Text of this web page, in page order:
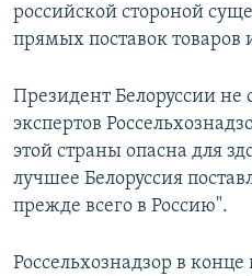
российской стороной
прямых поставок товаров
Президент Белоруссии не
экспертов
этой страны опасна для
лучшее Белоруссия
прежде всего в Россию".
Россельхознадзор в конце